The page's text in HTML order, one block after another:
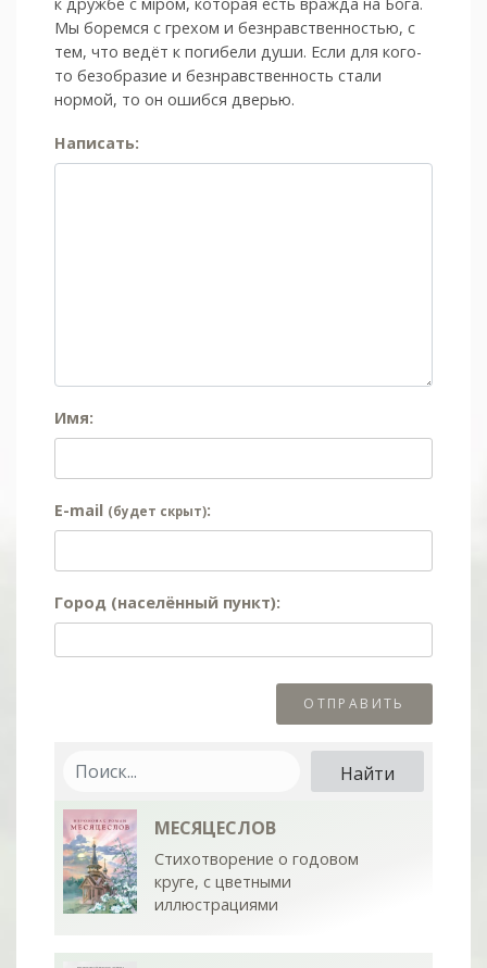
Мы боремся с грехом и без­нрав­ствен­ностью, с
тем, что ведёт к погибели души. Если для кого-
то безобразие и безнравственность стали
нормой, то он ошибся дверью.
Написать:
Имя:
E-mail (будет скрыт):
Город (населённый пункт):
МЕСЯЦЕСЛОВ
Стихотворение о годовом
круге, с цветными
иллюстрациями